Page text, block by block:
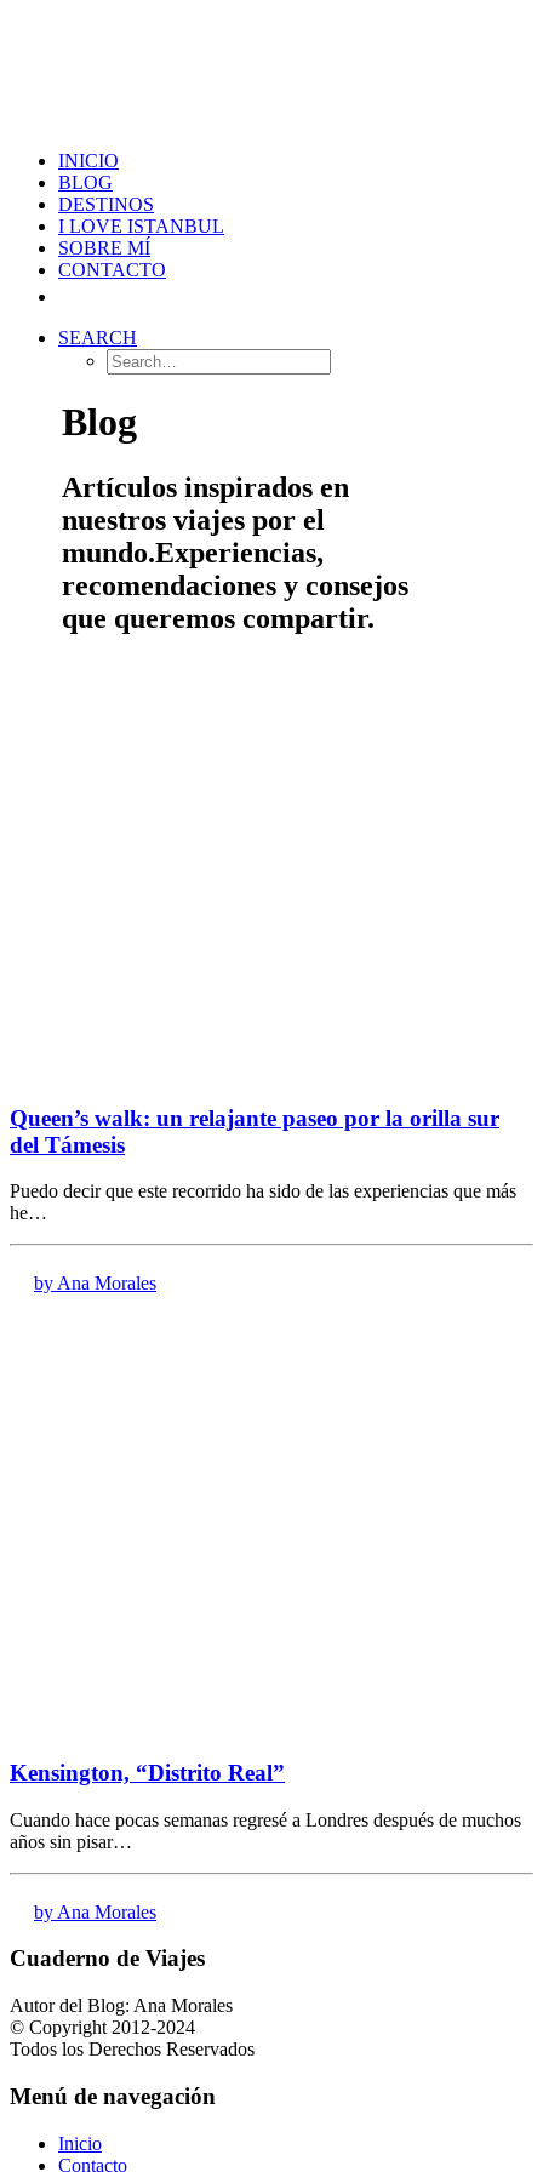
INICIO
BLOG
DESTINOS
I LOVE ISTANBUL
SOBRE MÍ
CONTACTO
SEARCH
Blog
Artículos inspirados en
nuestros viajes por el
mundo.Experiencias,
recomendaciones y consejos
que queremos compartir.
Queen’s walk: un relajante paseo por la orilla sur
del Támesis
Puedo decir que este recorrido ha sido de las experiencias que más
he…
by Ana Morales
Kensington, “Distrito Real”
Cuando hace pocas semanas regresé a Londres después de muchos
años sin pisar…
by Ana Morales
Cuaderno de Viajes
Autor del Blog: Ana Morales
© Copyright 2012-2024
Todos los Derechos Reservados
Menú de navegación
Inicio
Contacto